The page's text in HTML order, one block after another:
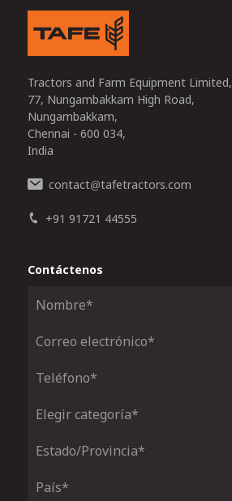
Tractors and Farm Equipment Limited,
77, Nungambakkam High Road,
Nungambakkam,
Chennai - 600 034,
India
contact@tafetractors.com
+91 91721 44555
Contáctenos